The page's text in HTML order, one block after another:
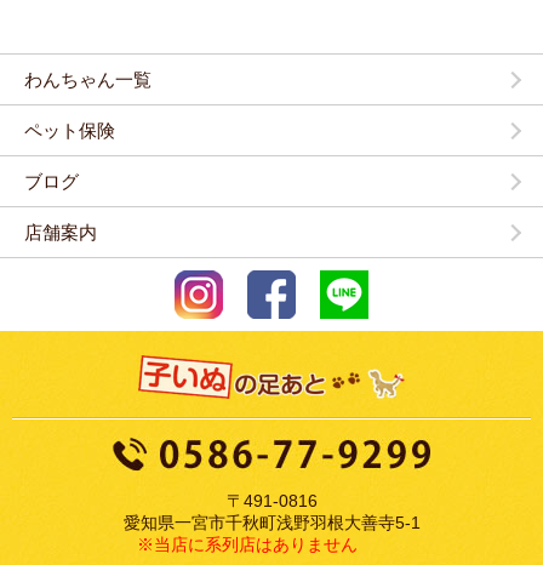
わんちゃん一覧
ペット保険
ブログ
店舗案内
〒491-0816
愛知県一宮市千秋町浅野羽根大善寺5-1
※当店に系列店はありません